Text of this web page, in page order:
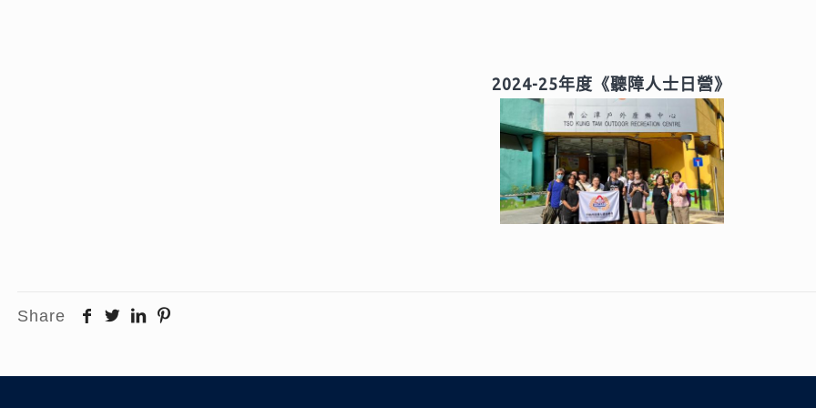
2024-25年度《聽障人士日營》
Share